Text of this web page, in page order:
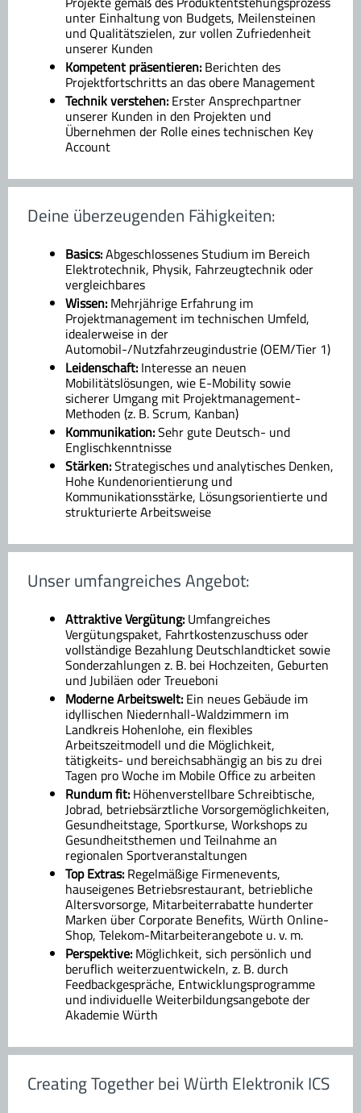
unter Einhaltung von Budgets, Meilensteinen
und Qualitätszielen, zur vollen Zufriedenheit
unserer Kunden
Kompetent präsentieren: Berichten des
Projektfortschritts an das obere Management
Technik verstehen: Erster Ansprechpartner
unserer Kunden in den Projekten und
Übernehmen der Rolle eines technischen Key
Account
Deine überzeugenden Fähigkeiten:
Basics:Abgeschlossenes Studium im Bereich
Elektrotechnik, Physik, Fahrzeugtechnik oder
vergleichbares
Wissen: Mehrjährige Erfahrung im
Projektmanagement im technischen Umfeld,
idealerweise in der
Automobil-/Nutzfahrzeugindustrie (OEM/Tier 1)
Leidenschaft: Interesse an neuen
Mobilitätslösungen, wie E-Mobility sowie
sicherer Umgang mit Projektmanagement-
Methoden (z. B. Scrum, Kanban)
Kommunikation:Sehr gute Deutsch- und
Englischkenntnisse
Stärken:Strategisches und analytisches Denken,
Hohe Kundenorientierung und
Kommunikationsstärke, Lösungsorientierte und
strukturierte Arbeitsweise
Unser umfangreiches Angebot:
Attraktive Vergütung: Umfangreiches
Vergütungspaket, Fahrtkostenzuschuss oder
vollständige Bezahlung Deutschlandticket sowie
Sonderzahlungen z. B. bei Hochzeiten, Geburten
und Jubiläen oder Treueboni
Moderne Arbeitswelt: Ein neues Gebäude im
idyllischen Niedernhall-Waldzimmern im
Landkreis Hohenlohe, ein flexibles
Arbeitszeitmodell und die Möglichkeit,
tätigkeits- und bereichsabhängig an bis zu drei
Tagen pro Woche im Mobile Office zu arbeiten
Rundum fit: Höhenverstellbare Schreibtische,
Jobrad, betriebsärztliche Vorsorgemöglichkeiten,
Gesundheitstage, Sportkurse, Workshops zu
Gesundheitsthemen und Teilnahme an
regionalen Sportveranstaltungen
Top Extras: Regelmäßige Firmenevents,
hauseigenes Betriebsrestaurant, betriebliche
Altersvorsorge, Mitarbeiterrabatte hunderter
Marken über Corporate Benefits, Würth Online-
Shop, Telekom-Mitarbeiterangebote u. v. m.
Perspektive: Möglichkeit, sich persönlich und
beruflich weiterzuentwickeln, z. B. durch
Feedbackgespräche, Entwicklungsprogramme
und individuelle Weiterbildungsangebote der
Akademie Würth
Creating Together bei Würth Elektronik ICS